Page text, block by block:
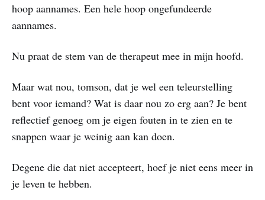
hoop aannames. Een hele hoop ongefundeerde
aannames.
Nu praat de stem van de therapeut mee in mijn hoofd.
Maar wat nou, tomson, dat je wel een teleurstelling
bent voor iemand? Wat is daar nou zo erg aan? Je bent
reflectief genoeg om je eigen fouten in te zien en te
snappen waar je weinig aan kan doen.
Degene die dat niet accepteert, hoef je niet eens meer in
je leven te hebben.